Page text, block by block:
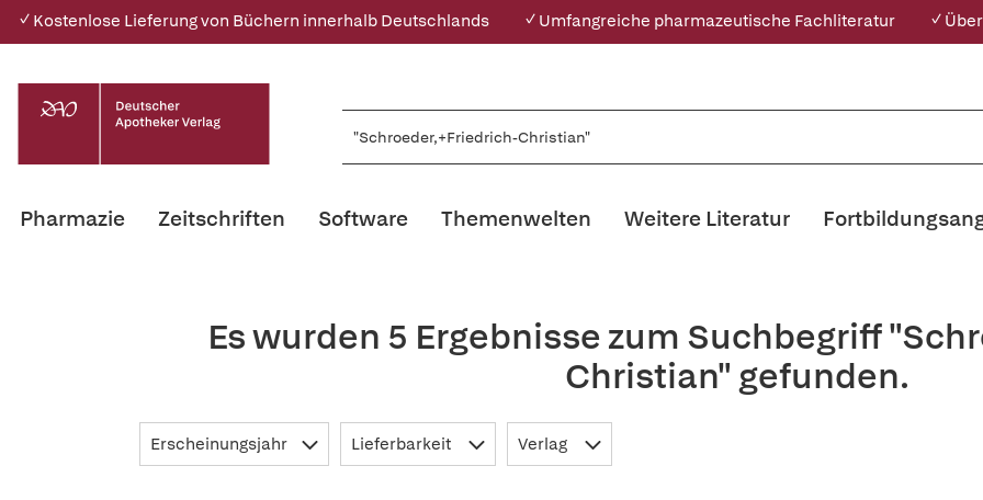
✓ Kostenlose Lieferung von Büchern innerhalb Deutschlands ✓ Umfangreiche pharmazeutische Fachliteratur ✓
Pharmazie Zeitschriften Software Themenwelten Weitere Literatur
Es wurden 5 Ergebnisse zum Suchbegriff
Christian" gefunden.
Erscheinungsjahr Lieferbarkeit Verlag